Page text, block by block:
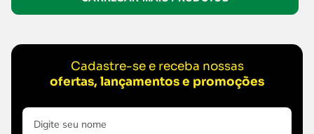
Cadastre-se e receba nossas
ofertas, lançamentos e promoções